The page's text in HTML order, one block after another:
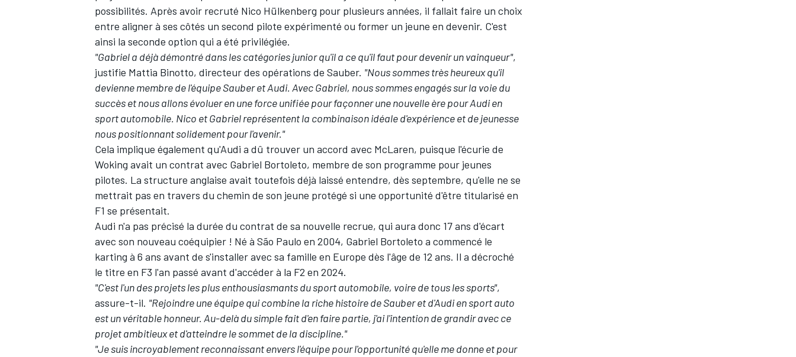
possibilités. Après avoir recruté Nico Hülkenberg pour plusieurs années, il fallait faire un choix
entre aligner à ses côtés un second pilote expérimenté ou former un jeune en devenir. C'est
ainsi la seconde option qui a été privilégiée.
"Gabriel a déjà démontré dans les catégories junior qu'il a ce qu'il faut pour devenir un vainqueur",
justifie Mattia Binotto, directeur des opérations de Sauber. "Nous sommes très heureux qu'il
devienne membre de l'équipe Sauber et Audi. Avec Gabriel, nous sommes engagés sur la voie du
succès et nous allons évoluer en une force unifiée pour façonner une nouvelle ère pour Audi en
sport automobile. Nico et Gabriel représentent la combinaison idéale d'expérience et de jeunesse
nous positionnant solidement pour l'avenir."
Cela implique également qu'Audi a dû trouver un accord avec McLaren, puisque l'écurie de
Woking avait un contrat avec Gabriel Bortoleto, membre de son programme pour jeunes
pilotes. La structure anglaise avait toutefois déjà laissé entendre, dès septembre, qu'elle ne se
mettrait pas en travers du chemin de son jeune protégé si une opportunité d'être titularisé en
F1 se présentait.
Audi n'a pas précisé la durée du contrat de sa nouvelle recrue, qui aura donc 17 ans d'écart
avec son nouveau coéquipier ! Né à São Paulo en 2004, Gabriel Bortoleto a commencé le
karting à 6 ans avant de s'installer avec sa famille en Europe dès l'âge de 12 ans. Il a décroché
le titre en F3 l'an passé avant d'accéder à la F2 en 2024.
"C'est l'un des projets les plus enthousiasmants du sport automobile, voire de tous les sports",
assure-t-il. "Rejoindre une équipe qui combine la riche histoire de Sauber et d'Audi en sport auto
est un véritable honneur. Au-delà du simple fait d'en faire partie, j'ai l'intention de grandir avec ce
projet ambitieux et d'atteindre le sommet de la discipline."
"Je suis incroyablement reconnaissant envers l'équipe pour l'opportunité qu'elle me donne et pour